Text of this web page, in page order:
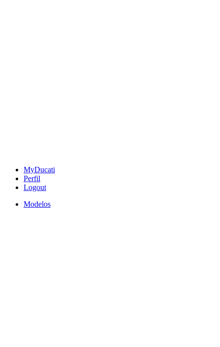
MyDucati
Perfil
Logout
Modelos